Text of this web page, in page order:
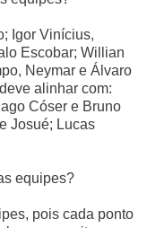
Igor Vinícius,
Escobar; Willian
Neymar e Álvaro
alinhar com:
Cóser e Bruno
Josué; Lucas
equipes?
pois cada ponto